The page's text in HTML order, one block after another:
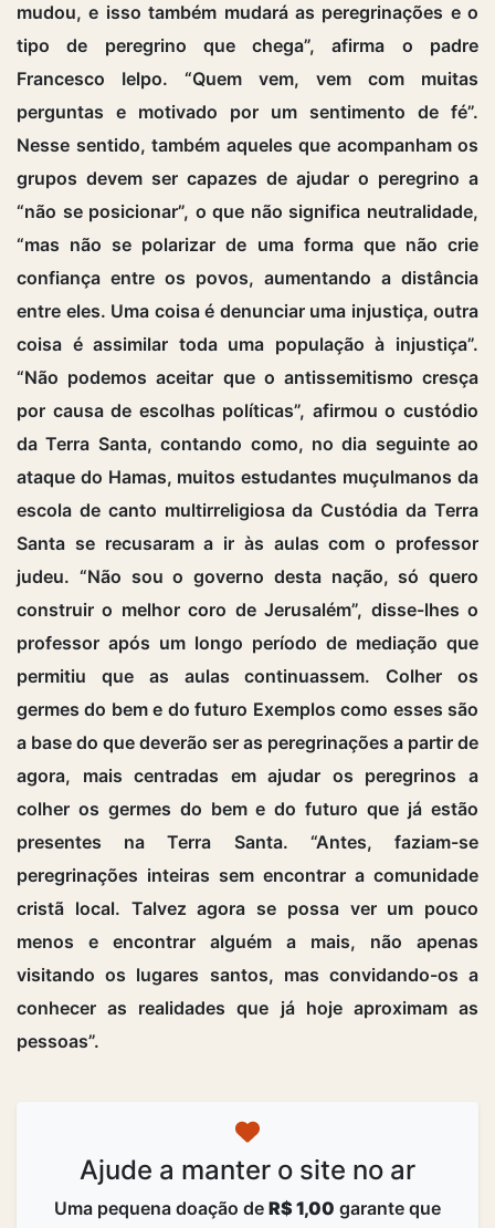
mudou, e isso também mudará as peregrinações e o
tipo de peregrino que chega”, afirma o padre
Francesco Ielpo. “Quem vem, vem com muitas
perguntas e motivado por um sentimento de fé”.
Nesse sentido, também aqueles que acompanham os
grupos devem ser capazes de ajudar o peregrino a
“não se posicionar”, o que não significa neutralidade,
“mas não se polarizar de uma forma que não crie
confiança entre os povos, aumentando a distância
entre eles. Uma coisa é denunciar uma injustiça, outra
coisa é assimilar toda uma população à injustiça”.
“Não podemos aceitar que o antissemitismo cresça
por causa de escolhas políticas”, afirmou o custódio
da Terra Santa, contando como, no dia seguinte ao
ataque do Hamas, muitos estudantes muçulmanos da
escola de canto multirreligiosa da Custódia da Terra
Santa se recusaram a ir às aulas com o professor
judeu. “Não sou o governo desta nação, só quero
construir o melhor coro de Jerusalém”, disse-lhes o
professor após um longo período de mediação que
permitiu que as aulas continuassem. Colher os
germes do bem e do futuro Exemplos como esses são
a base do que deverão ser as peregrinações a partir de
agora, mais centradas em ajudar os peregrinos a
colher os germes do bem e do futuro que já estão
presentes na Terra Santa. “Antes, faziam-se
peregrinações inteiras sem encontrar a comunidade
cristã local. Talvez agora se possa ver um pouco
menos e encontrar alguém a mais, não apenas
visitando os lugares santos, mas convidando-os a
conhecer as realidades que já hoje aproximam as
pessoas”.
Ajude a manter o site no ar
Uma pequena doação de R$ 1,00 garante que